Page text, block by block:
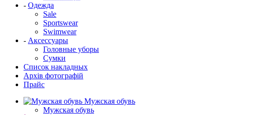
- Одежда
Sale
Sportswear
Swimwear
- Аксессуары
Головные уборы
Сумки
Список накладных
Архів фотографій
Прайс
Мужская обувь
Мужская обувь